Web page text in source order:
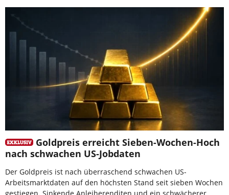
Goldpreis erreicht Sieben-Wochen-Hoch
nach schwachen US-Jobdaten
Der Goldpreis ist nach überraschend schwachen US-
Arbeitsmarktdaten auf den höchsten Stand seit sieben Wochen